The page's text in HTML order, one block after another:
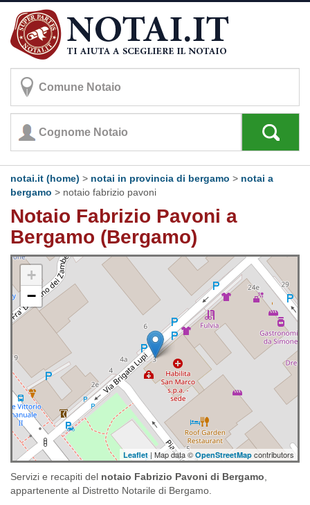
notai.it (home) > notai in provincia di bergamo > notai a
bergamo > notaio fabrizio pavoni
Notaio Fabrizio Pavoni a
Bergamo (Bergamo)
+
−
Leaflet| Map data © OpenStreetMap contributors
Servizi e recapiti del notaio Fabrizio Pavoni di Bergamo
appartenente al Distretto Notarile di Bergamo.